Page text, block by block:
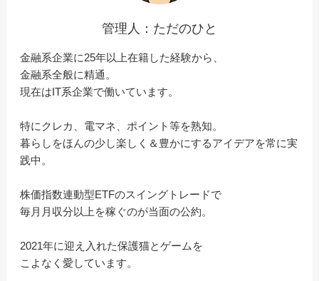
管理人：ただのひと
金融系企業に25年以上在籍した経験から、
金融系全般に精通。
現在はIT系企業で働いています。
特にクレカ、電マネ、ポイント等を熟知。
暮らしをほんの少し楽しく＆豊かにするアイデアを常に実
践中。
株価指数連動型ETFのスイングトレードで
毎月月収分以上を稼ぐのが当面の公約。
2021年に迎え入れた保護猫とゲームを
こよなく愛しています。